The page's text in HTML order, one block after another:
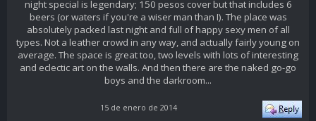
night special is legendary; 150 pesos cover but that includes 6
beers (or waters if you're a wiser man than I). The place was
absolutely packed last night and full of happy sexy men of all
types. Not a leather crowd in any way, and actually fairly young on
average. The space is great too, two levels with lots of interesting
and eclectic art on the walls. And then there are the naked go-go
boys and the darkroom...
15 de enero de 2014